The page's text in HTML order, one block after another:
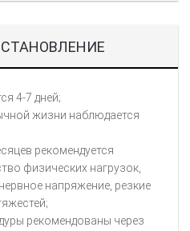
4-7 дней;
жизни наблюдается
рекомендуется
физических нагрузок,
напряжение, резкие
рекомендованы через